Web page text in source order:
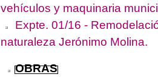
vehículos y maquinaria
Expte. 01/16 -
naturaleza Jerónimo Molina.
OBRAS